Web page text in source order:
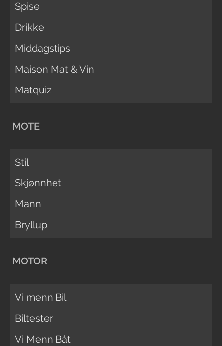
Spise
Drikke
Middagstips
Maison Mat & Vin
Matquiz
MOTE
Stil
Skjønnhet
Mann
Bryllup
MOTOR
Vi menn Bil
Biltester
Vi Menn Båt